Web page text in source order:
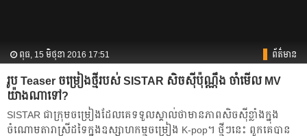
ពុធ, 15 មិថុនា 2016 17:51 ព័ត៌មាន
​រូប Teaser ចម្រៀង​ថ្មី​របស់ SISTAR សិចស៊ី​ប៉ុណ្ណឹង​ ចាំ​មើល​ MV
យ៉ាងណា​ទៅ?
SISTAR​ ជា​ក្រុម​ចម្រៀង​​ដែល​គេ​ទទួល​ស្គាល់​ថា​មាន​ភាព​សិចស៊ី​ខ្លាំង​ក្នុង​
ចំណោម​តារា​ស្រី​ដទៃ​ក្នុង​ឧស្សាហកម្ម​ចម្រៀង K-pop។ ​ថ្មី​ៗ​នេះ ពួក​គេ​បាន​